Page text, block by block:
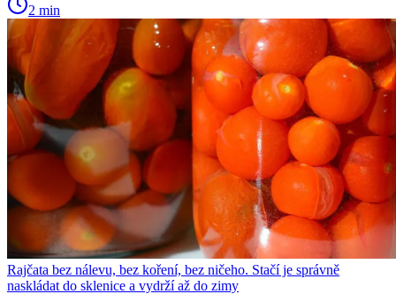
2 min
Rajčata bez nálevu, bez koření, bez ničeho. Stačí je správně
naskládat do sklenice a vydrží až do zimy